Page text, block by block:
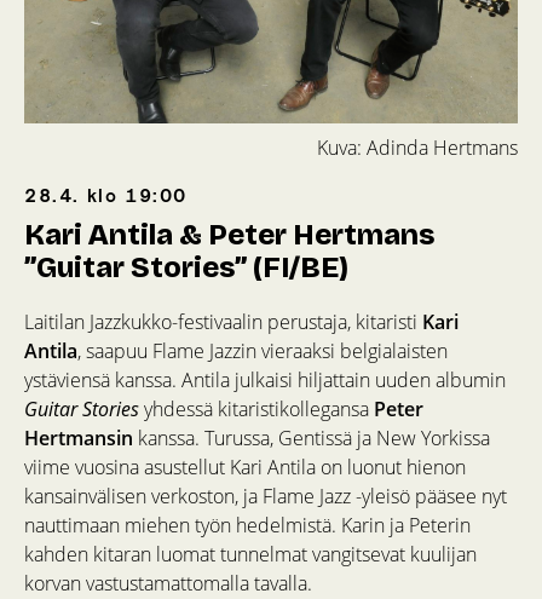
Kuva: Adinda Hertmans
28.4. klo 19:00
Kari Antila & Peter Hertmans
”Guitar Stories” (FI/BE)
Laitilan Jazzkukko-festivaalin perustaja, kitaristi Kari
Antila, saapuu Flame Jazzin vieraaksi belgialaisten
ystäviensä kanssa. Antila julkaisi hiljattain uuden albumin
Guitar Storiesyhdessä kitaristikollegansa Peter
Hertmansin kanssa. Turussa, Gentissä ja New Yorkissa
viime vuosina asustellut Kari Antila on luonut hienon
kansainvälisen verkoston, ja Flame Jazz -yleisö pääsee nyt
nauttimaan miehen työn hedelmistä. Karin ja Peterin
kahden kitaran luomat tunnelmat vangitsevat kuulijan
korvan vastustamattomalla tavalla.